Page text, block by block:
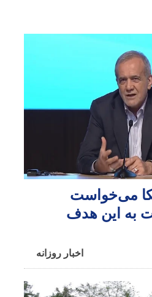
می‌خواست
ساعت به این هدف
اخبار روزانه